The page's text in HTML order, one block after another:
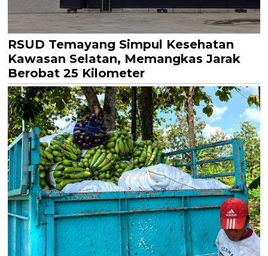
RSUD Temayang Simpul Kesehatan
Kawasan Selatan, Memangkas Jarak
Berobat 25 Kilometer